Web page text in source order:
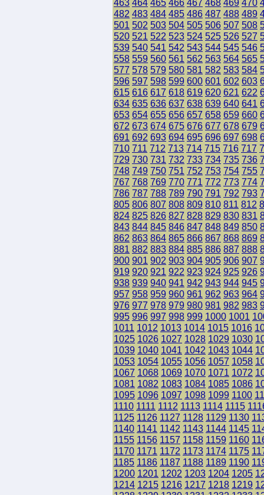
463 464 465 466 467 468 469 470
482 483 484 485 486 487 488 489
501 502 503 504 505 506 507 508
520 521 522 523 524 525 526 527
539 540 541 542 543 544 545 546
558 559 560 561 562 563 564 565
577 578 579 580 581 582 583 584
596 597 598 599 600 601 602 603
615 616 617 618 619 620 621 622
634 635 636 637 638 639 640 641
653 654 655 656 657 658 659 660
672 673 674 675 676 677 678 679
691 692 693 694 695 696 697 698
710 711 712 713 714 715 716 717
729 730 731 732 733 734 735 736
748 749 750 751 752 753 754 755
767 768 769 770 771 772 773 774
786 787 788 789 790 791 792 793
805 806 807 808 809 810 811 812
824 825 826 827 828 829 830 831
843 844 845 846 847 848 849 850
862 863 864 865 866 867 868 869
881 882 883 884 885 886 887 888
900 901 902 903 904 905 906 907
919 920 921 922 923 924 925 926
938 939 940 941 942 943 944 945
957 958 959 960 961 962 963 964
976 977 978 979 980 981 982 983
995 996 997 998 999 1000 1001
1011 1012 1013 1014 1015 1016
1025 1026 1027 1028 1029 1030
1039 1040 1041 1042 1043 1044
1053 1054 1055 1056 1057 1058
1067 1068 1069 1070 1071 1072
1081 1082 1083 1084 1085 1086
1095 1096 1097 1098 1099 1100
1110 1111 1112 1113 1114 1115
1125 1126 1127 1128 1129 1130
1140 1141 1142 1143 1144 1145
1155 1156 1157 1158 1159 1160
1170 1171 1172 1173 1174 1175
1185 1186 1187 1188 1189 1190
1200 1201 1202 1203 1204 1205
1214 1215 1216 1217 1218 1219